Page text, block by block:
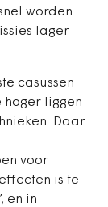
worden
lager
casussen
hoger liggen
Daar
voor
is te
en in